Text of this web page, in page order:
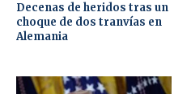
Decenas de heridos tras un
choque de dos tranvías en
Alemania